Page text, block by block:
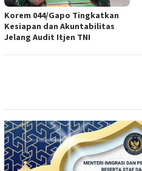
Korem 044/Gapo Tingkatkan
Kesiapan dan Akuntabilitas
Jelang Audit Itjen TNI